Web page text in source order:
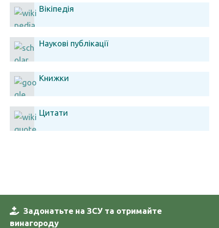
Вікіпедія
Наукові публікації
Книжки
Цитати
Задонатьте на ЗСУ та отримайте
винагороду